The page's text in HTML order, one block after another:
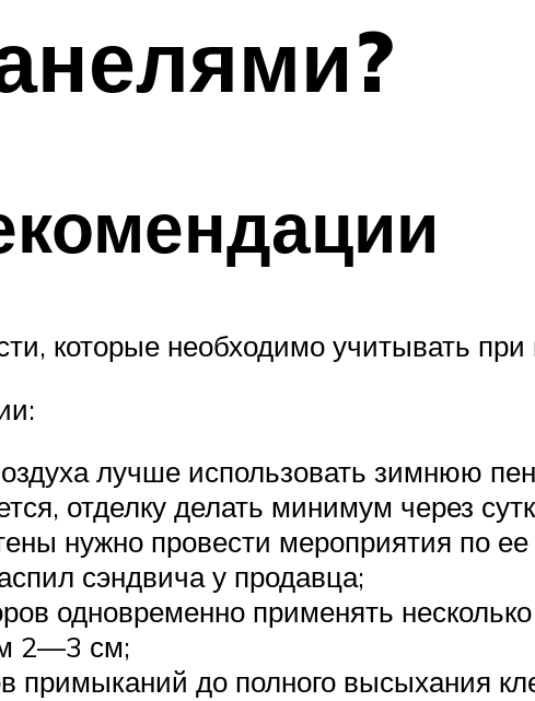
которые необходимо учитывать
лучше использовать зимнюю
отделку делать минимум через
нужно провести мероприятия по
сэндвича у продавца;
одновременно применять
2—3 см;
примыканий до полного высыхания